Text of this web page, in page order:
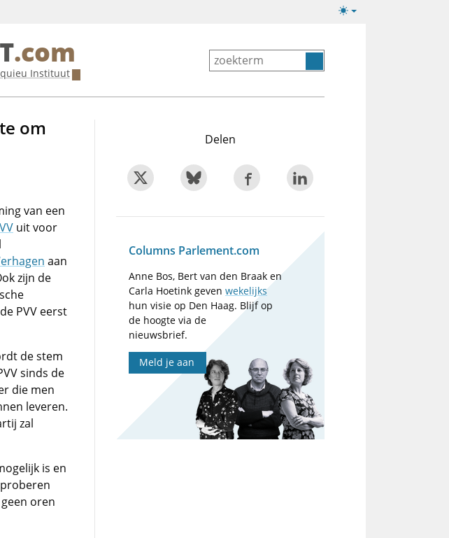
Lichte/donkere
.com
Instituut
om
van een
uit voor
aan
zijn de
PVV eerst
de stem
sinds de
die men
leveren.
zal
is en
oren
Delen
Columns Parlement.com
Anne Bos, Bert van den Braak en
Carla Hoetink gevenwekelijks
hun visie op Den Haag. Blijf op
de hoogte via de
nieuwsbrief.
Meld je aan